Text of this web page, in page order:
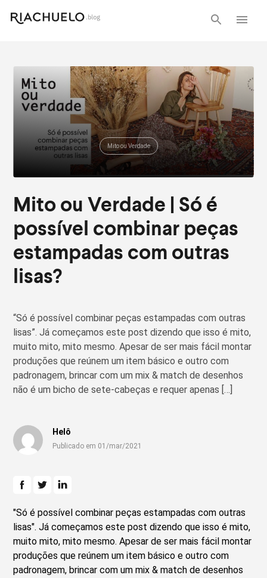
Mito ou Verdade
Mito ou Verdade | Só é
possível combinar peças
estampadas com outras
lisas?
“Só é possível combinar peças estampadas com outras
lisas”. Já começamos este post dizendo que isso é mito,
muito mito, mito mesmo. Apesar de ser mais fácil montar
produções que reúnem um item básico e outro com
padronagem, brincar com um mix & match de desenhos
não é um bicho de sete-cabeças e requer apenas […]
Helô
Publicado em 01/mar/2021
"Só é possível combinar peças estampadas com outras
lisas". Já começamos este post dizendo que isso é mito,
muito mito, mito mesmo. Apesar de ser mais fácil montar
produções que reúnem um item básico e outro com
padronagem, brincar com um mix & match de desenhos